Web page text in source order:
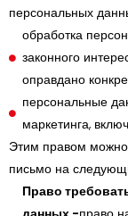
персональных
обработка
законного
оправдано
персональные
маркетинга,
Этим правом можно
письмо на
Право